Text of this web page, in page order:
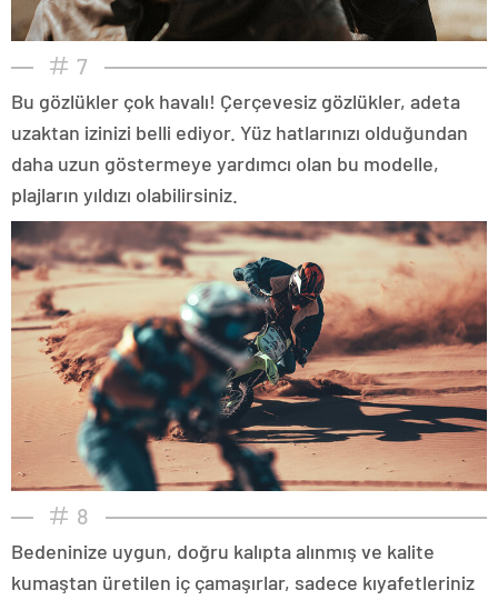
7
Bu gözlükler çok havalı! Çerçevesiz gözlükler, adeta
uzaktan izinizi belli ediyor. Yüz hatlarınızı olduğundan
daha uzun göstermeye yardımcı olan bu modelle,
plajların yıldızı olabilirsiniz.
8
Bedeninize uygun, doğru kalıpta alınmış ve kalite
kumaştan üretilen iç çamaşırlar, sadece kıyafetleriniz